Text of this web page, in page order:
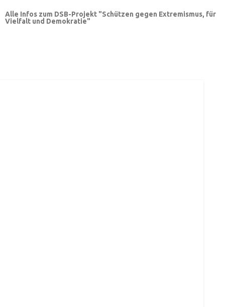
Alle Infos zum DSB-Projekt "Schützen gegen Extremismus, für
Vielfalt und Demokratie"